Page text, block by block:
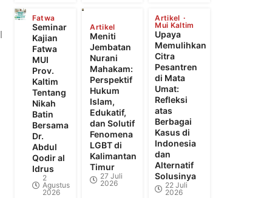
Fatwa
Seminar
Kajian
Fatwa
MUI
Prov.
Kaltim
Tentang
Nikah
Batin
Bersama
Dr.
Abdul
Qodir al
Idrus
2
Agustus
2026
Artikel
Meniti
Jembatan
Nurani
Mahakam:
Perspektif
Hukum
Islam,
Edukatif,
dan Solutif
Fenomena
LGBT di
Kalimantan
Timur
27 Juli
2026
Artikel
Mui Kaltim
Upaya
Memulihkan
Citra
Pesantren
di Mata
Umat:
Refleksi
atas
Berbagai
Kasus di
Indonesia
dan
Alternatif
Solusinya
22 Juli
2026